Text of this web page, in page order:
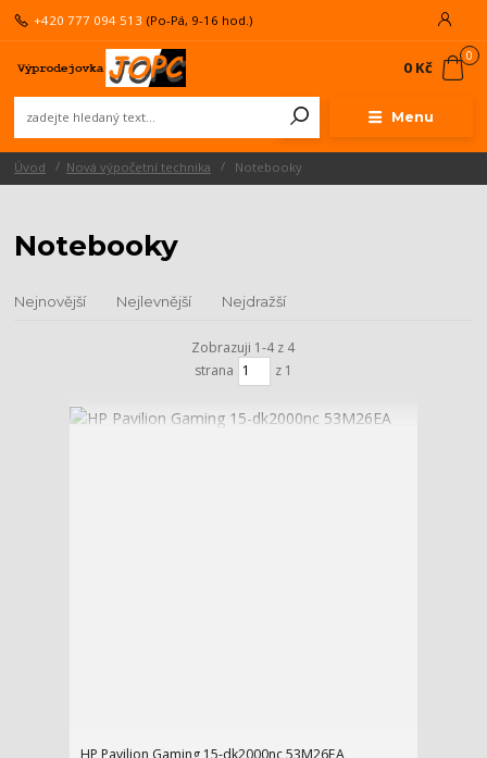
Menu
+420 777 094 513 (Po-Pá, 9-16 hod.)
0
0 Kč
Úvod Nová výpočetní technika Notebooky
Notebooky
Nejnovější Nejlevnější Nejdražší
Zobrazuji 1-4 z 4
strana
z 1